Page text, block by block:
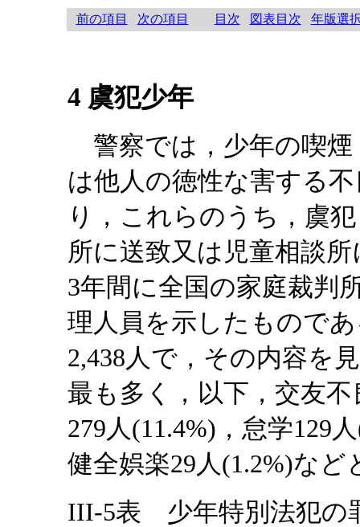
前の項目 次の項目 目次 図表目次 年版選
4 虞犯少年
警察では，少年の喫煙
は他人の徳性な害する
り，これらのうち，虞
所に送致又は児童相談
3年間に全国の家庭裁判
理人員を示したもので
2,438人で，その内容を
最も多く，以下，交友不
279人(11.4%)，怠学129
健全娯楽29人(1.2%)な
III-5表 少年特別法犯の